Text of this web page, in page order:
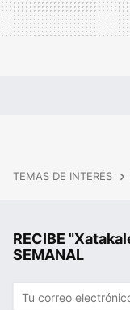
TEMAS DE INTERÉS
RECIBE
SEMANAL